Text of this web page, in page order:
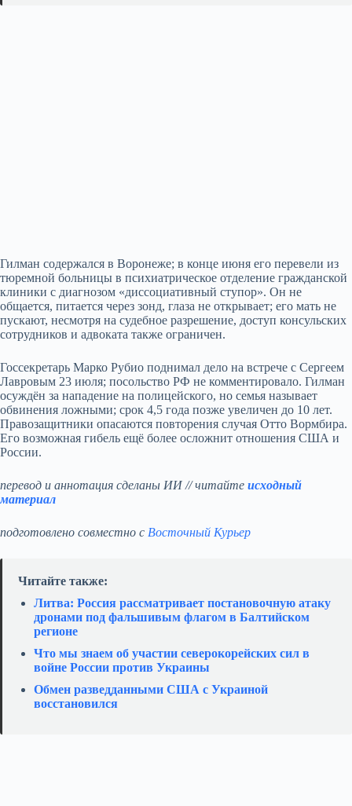
Гилман содержался в Воронеже; в конце июня его перевели из
тюремной больницы в психиатрическое отделение гражданской
клиники с диагнозом «диссоциативный ступор». Он не
общается, питается через зонд, глаза не открывает; его мать не
пускают, несмотря на судебное разрешение, доступ консульских
сотрудников и адвоката также ограничен.
Госсекретарь Марко Рубио поднимал дело на встрече с Сергеем
Лавровым 23 июля; посольство РФ не комментировало. Гилман
осуждён за нападение на полицейского, но семья называет
обвинения ложными; срок 4,5 года позже увеличен до 10 лет.
Правозащитники опасаются повторения случая Отто Вормбира.
Его возможная гибель ещё более осложнит отношения США и
России.
перевод и аннотация сделаны ИИ // читайте исходный
материал
подготовлено совместно с Восточный Курьер
Читайте также:
Литва: Россия рассматривает постановочную атаку
дронами под фальшивым флагом в Балтийском
регионе
Что мы знаем об участии северокорейских сил в
войне России против Украины
Обмен разведданными США с Украиной
восстановился